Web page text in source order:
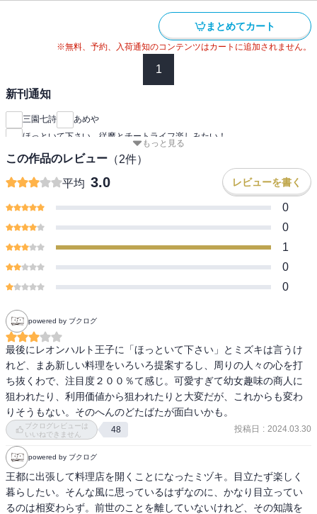
まとめてカート
※無料、予約、入荷通知のコンテンツはカートに追加されません。
1
新刊通知
三園七詩
あめや
ほっといて下さい 従魔とチートライフ楽しみたい！
もっと見る
この作品のレビュー （2件）
平均 3.0 レビューを書く
0
0
1
0
0
powered by ブクログ
最後にレオンハルト王子に「ほっといて下さい」とミズキは言うけ
れど、まあ新しい料理をいろいろ提案するし、周りの人々の心を打
ち抜くわで、注目度２００％て感じ。可愛すぎて幼女趣味の商人に
狙われたり、利用価値から狙われたりと大変だが、これからも変わ
りそうもない。そのへんのどたばたが面白いかも。
ブクログレビューは
いいねできません
48 投稿日 : 2024.03.30
powered by ブクログ
王都に出張して料理店を開くことになったミヅキ。目立たず楽しく
暮らしたい。そんな風に思っているはずなのに、かなり目立ってい
るのは相変わらず。前世のことを離していないけれど、その知識を